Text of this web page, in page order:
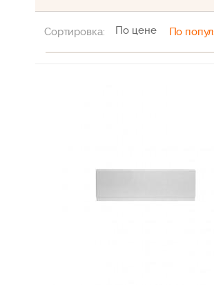
Сортировка: По цене По